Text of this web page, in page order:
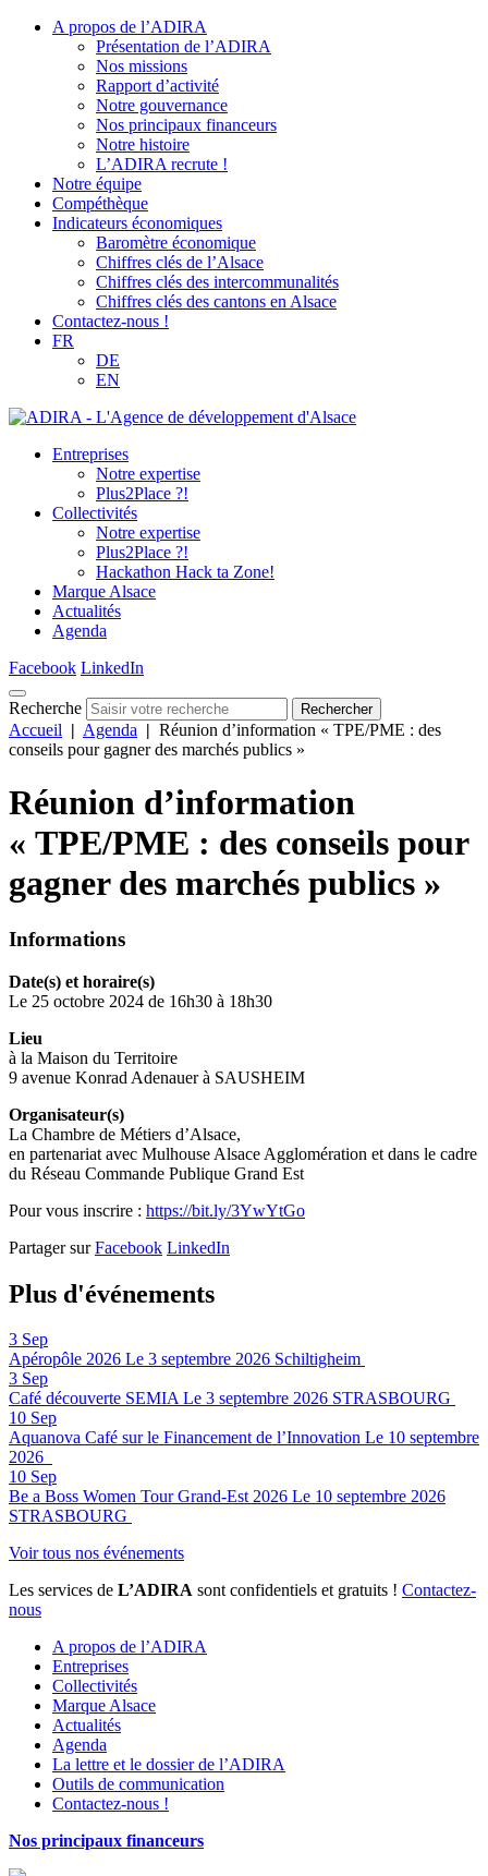
A propos de l’ADIRA
Présentation de l’ADIRA
Nos missions
Rapport d’activité
Notre gouvernance
Nos principaux financeurs
Notre histoire
L’ADIRA recrute !
Notre équipe
Compéthèque
Indicateurs économiques
Baromètre économique
Chiffres clés de l’Alsace
Chiffres clés des intercommunalités
Chiffres clés des cantons en Alsace
Contactez-nous !
FR
DE
EN
Entreprises
Notre expertise
Plus2Place ?!
Collectivités
Notre expertise
Plus2Place ?!
Hackathon Hack ta Zone!
Marque Alsace
Actualités
Agenda
Facebook LinkedIn
Recherche Rechercher
Accueil | Agenda | Réunion d’information « TPE/PME : des
conseils pour gagner des marchés publics »
Réunion d’information
« TPE/PME : des conseils pour
gagner des marchés publics »
Informations
Date(s) et horaire(s)
Le 25 octobre 2024 de 16h30 à 18h30
Lieu
à la Maison du Territoire
9 avenue Konrad Adenauer à SAUSHEIM
Organisateur(s)
La Chambre de Métiers d’Alsace,
en partenariat avec Mulhouse Alsace Agglomération et dans le cadre
du Réseau Commande Publique Grand Est
Pour vous inscrire : https://bit.ly/3YwYtGo
Partager sur Facebook LinkedIn
Plus d'événements
3 Sep
Apéropôle 2026 Le 3 septembre 2026 Schiltigheim
3 Sep
Café découverte SEMIALe 3 septembre 2026 STRASBOURG
10 Sep
Aquanova Café sur le Financement de l’Innovation Le 10 septembre
2026
10 Sep
Be a Boss Women Tour Grand-Est 2026 Le 10 septembre 2026
STRASBOURG
Voir tous nos événements
Les services de L’ADIRA sont confidentiels et gratuits ! Contactez-
nous
A propos de l’ADIRA
Entreprises
Collectivités
Marque Alsace
Actualités
Agenda
La lettre et le dossier de l’ADIRA
Outils de communication
Contactez-nous !
Nos principaux financeurs